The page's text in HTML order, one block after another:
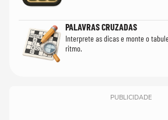
PALAVRAS CRUZADAS
Interprete as dicas e monte o
ritmo.
PUBLICIDADE